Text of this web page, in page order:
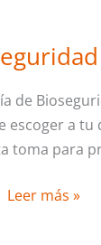
de
escoger a tu
toma para
Dental
Leer más »